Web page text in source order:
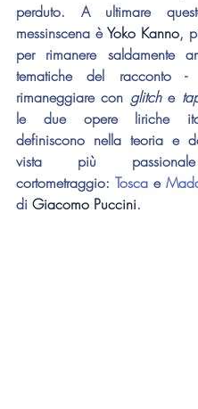
perduto. A ultimare
messinscena è Yoko Kanno,
per rimanere saldamente
tematiche del racconto
rimaneggiare con glitch e
le due opere liriche
definiscono nella teoria e
vista più
cortometraggio: Tosca e
di Giacomo Puccini.